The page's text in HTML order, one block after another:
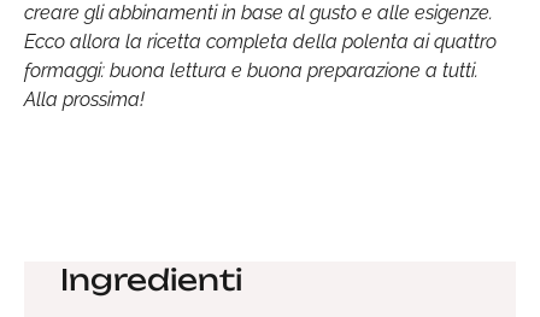
creare gli abbinamenti in base al gusto e alle esigenze.
Ecco allora la ricetta completa della polenta ai quattro
formaggi: buona lettura e buona preparazione a tutti.
Alla prossima!
Ingredienti